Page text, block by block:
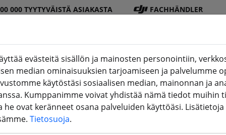
000 TYYTYVÄISTÄ ASIAKASTA FACHHÄNDLER
DJI
Shop
Paristo
t
Potkur
i
Tarvikkee
t(aktuelle Seite)
3D-
tulostus
evästeitä sisällön ja mainosten personointiin,
median ominaisuuksien tarjoamiseen ja palvelumme
käytöstäsi sosiaalisen median, mainonnan ja
Kumppanimme voivat yhdistää nämä tiedot muihin
ovat keränneet osana palveluiden käyttöäsi. Lisätietoja
Tietosuoja.